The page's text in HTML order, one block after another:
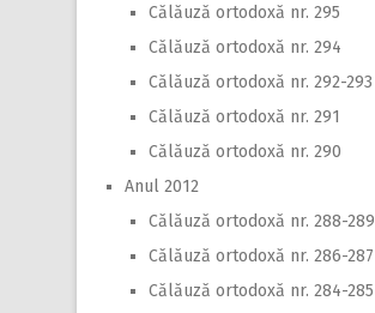
Călăuză ortodoxă nr. 295
Călăuză ortodoxă nr. 294
Călăuză ortodoxă nr. 292-293
Călăuză ortodoxă nr. 291
Călăuză ortodoxă nr. 290
Anul 2012
Călăuză ortodoxă nr. 288-289
Călăuză ortodoxă nr. 286-287
Călăuză ortodoxă nr. 284-285